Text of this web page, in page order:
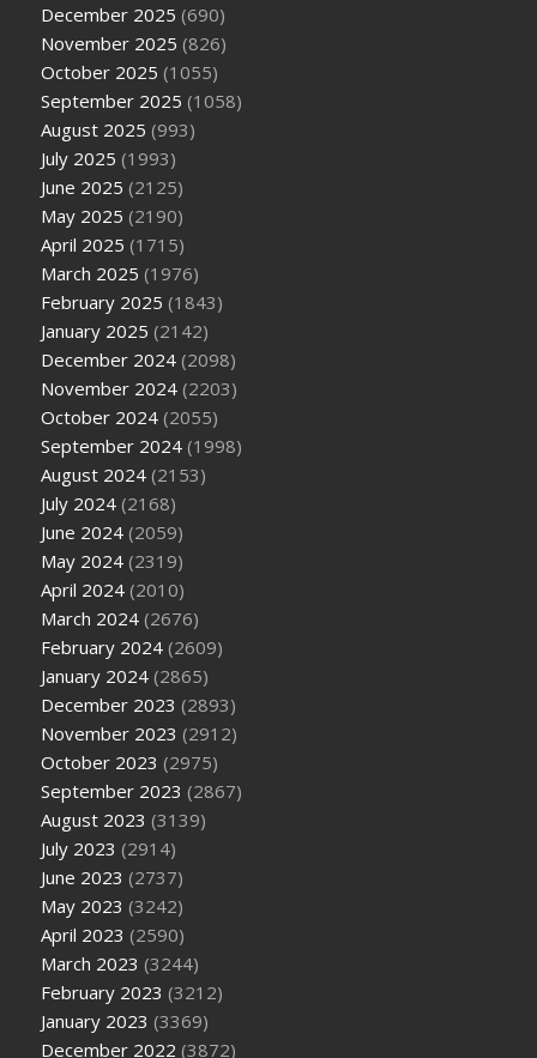
December 2025 (690)
November 2025 (826)
October 2025 (1055)
September 2025 (1058)
August 2025 (993)
July 2025 (1993)
June 2025 (2125)
May 2025 (2190)
April 2025 (1715)
March 2025 (1976)
February 2025 (1843)
January 2025 (2142)
December 2024 (2098)
November 2024 (2203)
October 2024 (2055)
September 2024 (1998)
August 2024 (2153)
July 2024 (2168)
June 2024 (2059)
May 2024 (2319)
April 2024 (2010)
March 2024 (2676)
February 2024 (2609)
January 2024 (2865)
December 2023 (2893)
November 2023 (2912)
October 2023 (2975)
September 2023 (2867)
August 2023 (3139)
July 2023 (2914)
June 2023 (2737)
May 2023 (3242)
April 2023 (2590)
March 2023 (3244)
February 2023 (3212)
January 2023 (3369)
December 2022 (3872)